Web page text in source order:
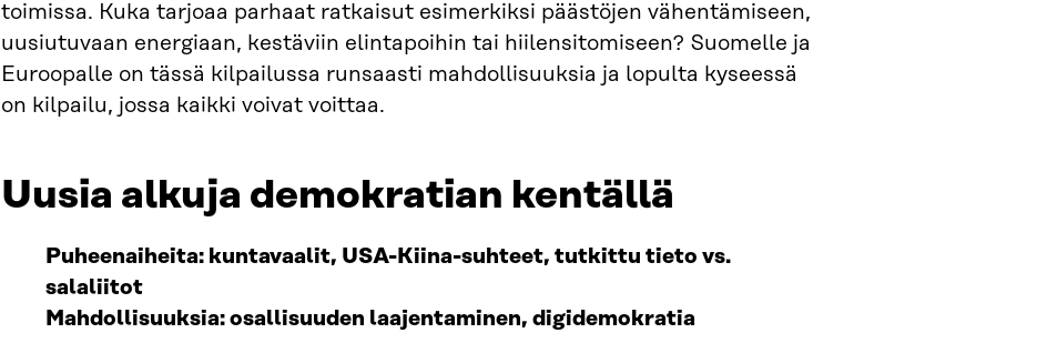
toimissa. Kuka tarjoaa parhaat ratkaisut esimerkiksi päästöjen vähentämiseen,
uusiutuvaan energiaan, kestäviin elintapoihin tai hiilensitomiseen? Suomelle ja
Euroopalle on tässä kilpailussa runsaasti mahdollisuuksia ja lopulta kyseessä
on kilpailu, jossa kaikki voivat voittaa.
Uusia alkuja demokratian kentällä
Puheenaiheita: kuntavaalit, USA-Kiina-suhteet, tutkittu tieto vs.
salaliitot
Mahdollisuuksia: osallisuuden laajentaminen, digidemokratia